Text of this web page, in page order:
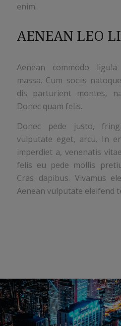
enim.
AENEAN LEO
Aenean commodo
massa. Cum sociis
dis parturient montes,
Donec quam felis.
Donec pede justo,
vulputate eget, arcu. In
imperdiet a, venenatis
felis eu pede mollis
Cras dapibus. Vivamus
Aenean vulputate eleifend